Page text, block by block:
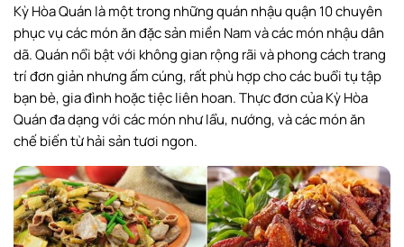
Kỳ Hòa Quán là một trong những quán nhậu quận 10 chuyên
phục vụ các món ăn đặc sản miền Nam và các món nhậu dân
dã. Quán nổi bật với không gian rộng rãi và phong cách trang
trí đơn giản nhưng ấm cúng, rất phù hợp cho các buổi tụ tập
bạn bè, gia đình hoặc tiệc liên hoan. Thực đơn của Kỳ Hòa
Quán đa dạng với các món như lẩu, nướng, và các món ăn
chế biến từ hải sản tươi ngon.